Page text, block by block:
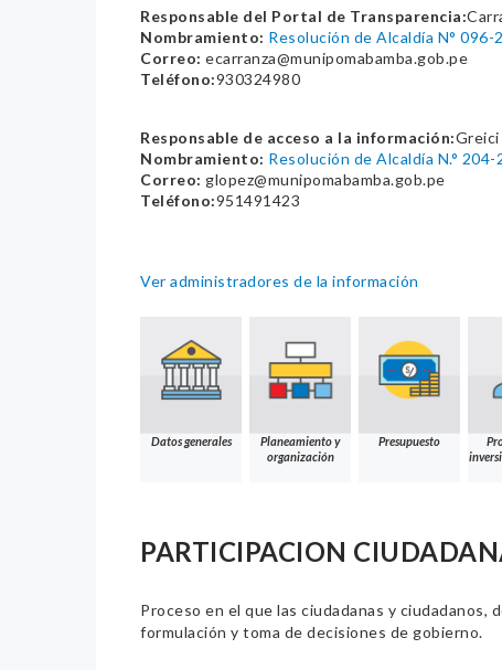
Responsable del Portal de Transparencia:
Nombramiento: Resolución de Alcaldía N° 096-
Correo: ecarranza@munipomabamba.gob.pe
Teléfono:930324980
Responsable de acceso a la información:
Nombramiento: Resolución de Alcaldía N.°
Correo: glopez@munipomabamba.gob.pe
Teléfono:951491423
Ver administradores de la información
Datos generales
Planeamiento y
organización
Presupuesto
PARTICIPACION
Proceso en el que las ciudadanas y
formulación y toma de decisiones de gobierno.